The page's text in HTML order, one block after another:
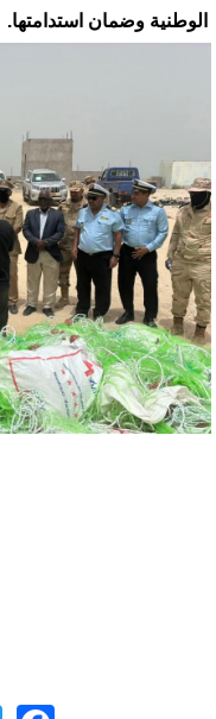
الوطنية وضمان استدامتها.